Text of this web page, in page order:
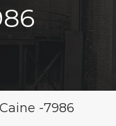
Caine -7986